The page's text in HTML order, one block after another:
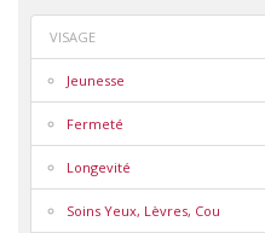
VISAGE
Jeunesse
Fermeté
Longevité
Soins Yeux, Lèvres, Cou